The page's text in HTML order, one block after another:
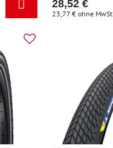
28,52 €
23,77 € ohne MwSt.